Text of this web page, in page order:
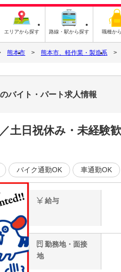
エリアから探す 路線・駅から探す 職種か
熊本市 熊本市、軽作業・製造系
バイト・パート求人情報
土日祝休み・未経験
バイク通勤OK 車通勤OK
給与
勤務地・面接
地